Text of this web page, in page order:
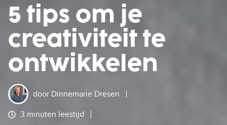
5 tips om je
creativiteit te
ontwikkelen
door Dinnemarie Dresen
3 minuten leestijd